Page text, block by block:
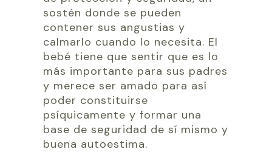
sostén donde se pueden
contener sus angustias y
calmarlo cuando lo necesita. El
bebé tiene que sentir que es lo
más importante para sus padres
y merece ser amado para así
poder constituirse
psíquicamente y formar una
base de seguridad de sí mismo y
buena autoestima.